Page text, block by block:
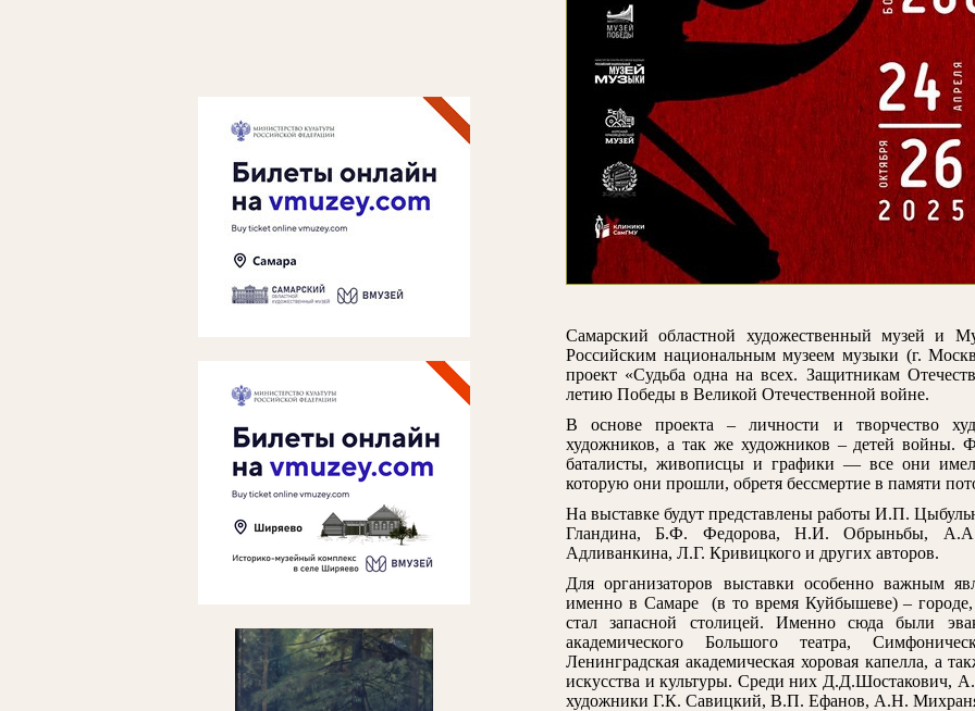
Самарский областной художественный музей и
Российским национальным музеем музыки (г.
проект «Судьба одна на всех. Защитникам
летию Победы в Великой Отечественной войне.
В основе проекта – личности и творчество
художников, а так же художников – детей войны.
баталисты, живописцы и графики — все они
которую они прошли, обретя бессмертие в памяти
На выставке будут представлены работы И.П.
Гландина, Б.Ф. Федорова, Н.И. Обрыньбы,
Адливанкина, Л.Г. Кривицкого и других авторов.
Для организаторов выставки особенно важным
именно в Самаре (в то время Куйбышеве) –
стал запасной столицей. Именно сюда были
академического Большого театра,
Ленинградская академическая хоровая капелла, а
искусства и культуры. Среди них Д.Д.Шостакович,
художники Г.К. Савицкий, В.П. Ефанов, А.Н.